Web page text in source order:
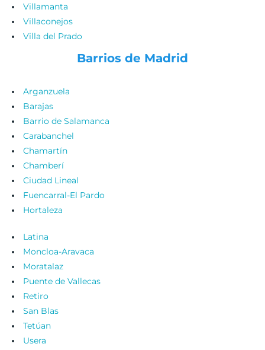
Villamanta
Villaconejos
Villa del Prado
Barrios de Madrid
Arganzuela
Barajas
Barrio de Salamanca
Carabanchel
Chamartín
Chamberí
Ciudad Lineal
Fuencarral-El Pardo
Hortaleza
Latina
Moncloa-Aravaca
Moratalaz
Puente de Vallecas
Retiro
San Blas
Tetúan
Usera